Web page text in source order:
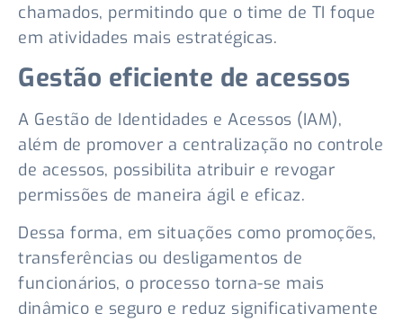
chamados, permitindo que o time de TI foque
em atividades mais estratégicas.
Gestão eficiente de acessos
A Gestão de Identidades e Acessos (IAM),
além de promover a centralização no controle
de acessos, possibilita atribuir e revogar
permissões de maneira ágil e eficaz.
Dessa forma, em situações como promoções,
transferências ou desligamentos de
funcionários, o processo torna-se mais
dinâmico e seguro e reduz significativamente